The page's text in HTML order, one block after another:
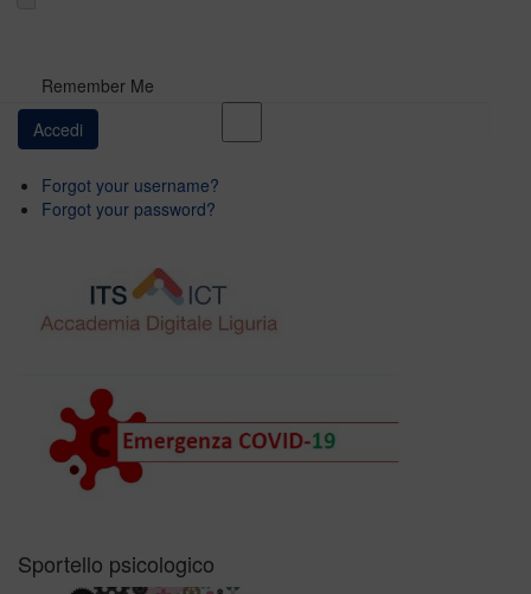
Remember Me
Forgot your username?
Forgot your password?
Sportello psicologico